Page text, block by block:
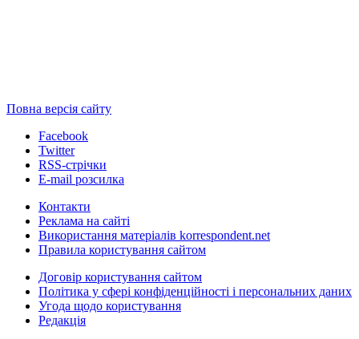
Повна версія сайту
Facebook
Twitter
RSS-стрічки
E-mail розсилка
Контакти
Реклама на сайті
Використання матеріалів korrespondent.net
Правила користування сайтом
Договір користування сайтом
Політика у сфері конфіденційності і персональних даних
Угода щодо користування
Редакція